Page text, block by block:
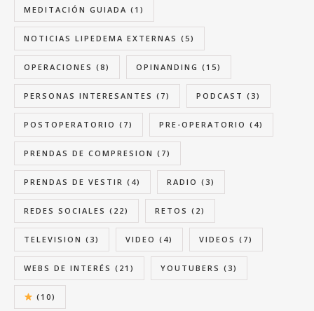
MEDITACIÓN GUIADA (1)
NOTICIAS LIPEDEMA EXTERNAS (5)
OPERACIONES (8) OPINANDING (15)
PERSONAS INTERESANTES (7) PODCAST (3)
POSTOPERATORIO (7) PRE-OPERATORIO (4)
PRENDAS DE COMPRESION (7)
PRENDAS DE VESTIR (4) RADIO (3)
REDES SOCIALES (22) RETOS (2)
TELEVISION (3) VIDEO (4) VIDEOS (7)
WEBS DE INTERÉS (21) YOUTUBERS (3)
(10)